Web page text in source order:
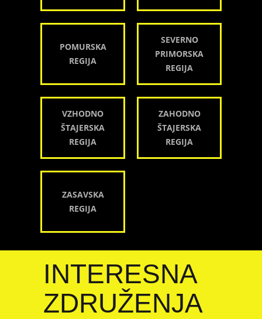
POMURSKA
REGIJA
SEVERNO
PRIMORSKA
REGIJA
VZHODNO
ŠTAJERSKA
REGIJA
ZAHODNO
ŠTAJERSKA
REGIJA
ZASAVSKA
REGIJA
INTERESNA
ZDRUŽENJA